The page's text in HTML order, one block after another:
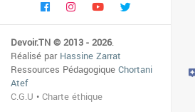
Devoir.TN © 2013 - 2026.
Réalisé parHassine Zarrat
Ressources PédagogiqueChortani
Atef
C.G.U •Charte éthique